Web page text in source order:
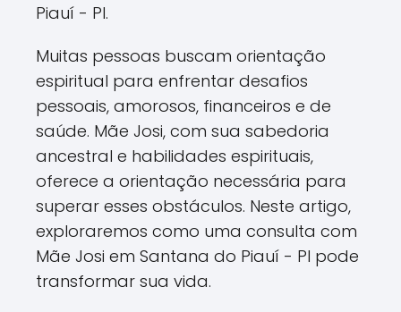
Piauí - PI.
Muitas pessoas buscam orientação
espiritual para enfrentar desafios
pessoais, amorosos, financeiros e de
saúde. Mãe Josi, com sua sabedoria
ancestral e habilidades espirituais,
oferece a orientação necessária para
superar esses obstáculos. Neste artigo,
exploraremos como uma consulta com
Mãe Josi em Santana do Piauí - PI pode
transformar sua vida.